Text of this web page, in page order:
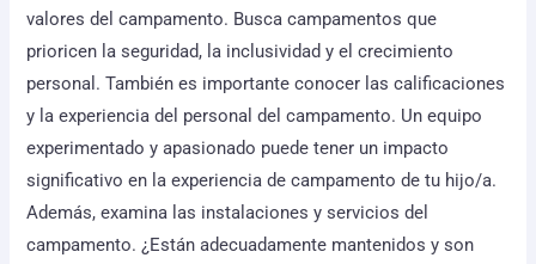
valores del campamento. Busca campamentos que
prioricen la seguridad, la inclusividad y el crecimiento
personal. También es importante conocer las calificaciones
y la experiencia del personal del campamento. Un equipo
experimentado y apasionado puede tener un impacto
significativo en la experiencia de campamento de tu hijo/a.
Además, examina las instalaciones y servicios del
campamento. ¿Están adecuadamente mantenidos y son